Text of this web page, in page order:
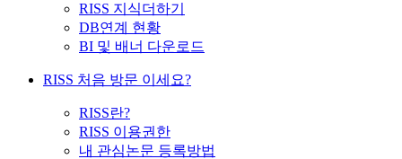
RISS 지식더하기
DB연계 현황
BI 및 배너 다운로드
RISS 처음 방문 이세요?
RISS란?
RISS 이용권한
내 관심논문 등록방법